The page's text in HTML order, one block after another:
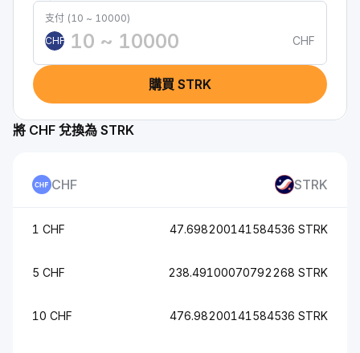
支付 (10 ~ 10000)
CHF
CHF
購買 STRK
將 CHF 兌換為 STRK
CHF STRK
1 CHF 47.698200141584536 STRK
5 CHF 238.49100070792268 STRK
10 CHF 476.98200141584536 STRK